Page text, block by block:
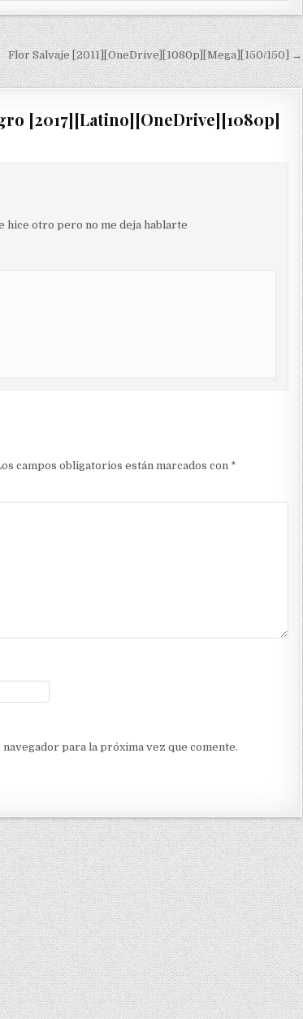
Flor Salvaje [2011][OneDrive][1080p][Mega][150/150] →
[2017][Latino][OneDrive][1080p]
hice otro pero no me deja hablarte
campos obligatorios están marcados con *
para la próxima vez que comente.